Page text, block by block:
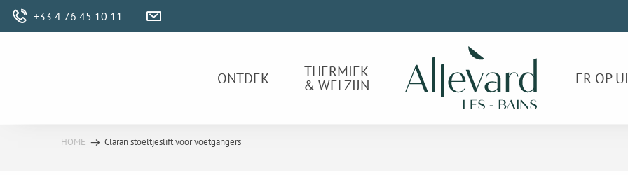
Aller
+33 4 76 45 10 11
ONTDEK THERMIEK
& WELZIJN ER OP
HOME Claran stoeltjeslift voor voetgangers